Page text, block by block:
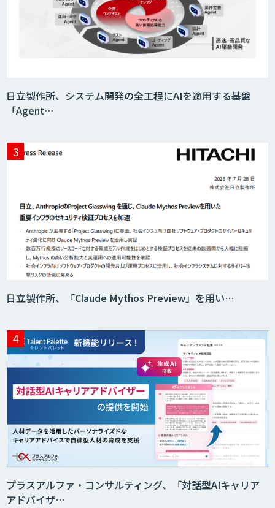
日立製作所、システム開発の全工程にAIを適用する基盤
「Agent…
日立製作所、「Claude Mythos Preview」を用い…
プラスアルファ・コンサルティング、「対話型AIキャリア
アドバイザ…